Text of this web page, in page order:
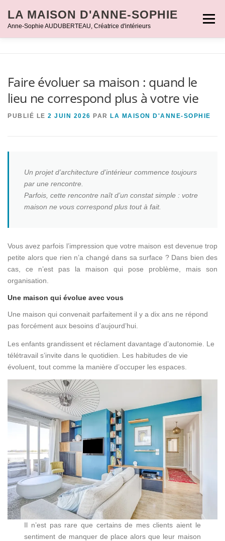
contenu
LA MAISON D'ANNE-SOPHIE
Anne-Sophie AUDUBERTEAU, Créatrice d'intérieurs
Menu
RÉALISATIONS CONTACT
Faire évoluer sa maison : quand le
lieu ne correspond plus à votre vie
PUBLIÉ LE 2 JUIN 2026 PAR LA MAISON D'ANNE-SOPHIE
Un projet d’architecture d’intérieur commence toujours
par une rencontre.
Parfois, cette rencontre naît d’un constat simple : votre
maison ne vous correspond plus tout à fait.
Vous avez parfois l’impression que votre maison est devenue trop
petite alors que rien n’a changé dans sa surface ? Dans bien des
cas, ce n’est pas la maison qui pose problème, mais son
organisation.
Une maison qui évolue avec vous
Une maison qui convenait parfaitement il y a dix ans ne répond
pas forcément aux besoins d’aujourd’hui.
Les enfants grandissent et réclament davantage d’autonomie. Le
télétravail s’invite dans le quotidien. Les habitudes de vie
évoluent, tout comme la manière d’occuper les espaces.
Il n’est pas rare que certains de mes clients aient le
sentiment de manquer de place alors que leur maison